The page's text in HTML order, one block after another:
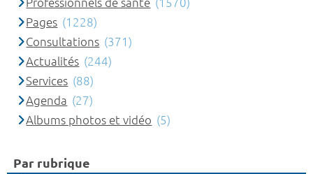
Professionnels de santé (1570)
Pages (1228)
Consultations (371)
Actualités (244)
Services (88)
Agenda (27)
Albums photos et vidéo (5)
Par rubrique